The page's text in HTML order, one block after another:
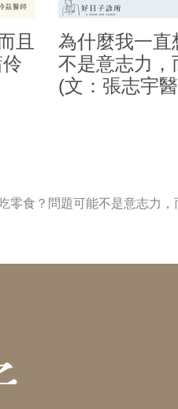
且
為什麼我一直
不是意志力，
(文：張志宇
零食？問題可能不是意志力